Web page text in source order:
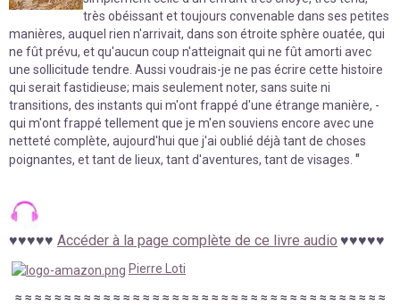
très obéissant et toujours convenable dans ses petites
manières, auquel rien n'arrivait, dans son étroite sphère ouatée, qui
ne fût prévu, et qu'aucun coup n'atteignait qui ne fût amorti avec
une sollicitude tendre. Aussi voudrais-je ne pas écrire cette histoire
qui serait fastidieuse; mais seulement noter, sans suite ni
transitions, des instants qui m'ont frappé d'une étrange manière, -
qui m'ont frappé tellement que je m'en souviens encore avec une
netteté complète, aujourd'hui que j'ai oublié déjà tant de choses
poignantes, et tant de lieux, tant d'aventures, tant de visages. "
♥♥♥♥♥ Accéder à la page complète de ce livre audio ♥♥♥♥♥
Pierre Loti
≈ ≈ ≈ ≈ ≈ ≈ ≈ ≈ ≈ ≈ ≈ ≈ ≈ ≈ ≈ ≈ ≈ ≈ ≈ ≈ ≈ ≈ ≈ ≈ ≈ ≈ ≈ ≈ ≈ ≈ ≈ ≈ ≈ ≈ ≈ ≈ ≈ ≈